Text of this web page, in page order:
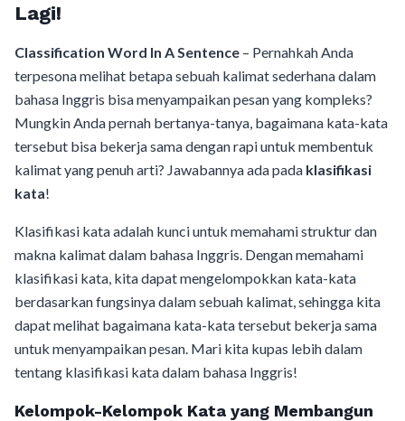
Lagi!
Classification Word In A Sentence – Pernahkah Anda
terpesona melihat betapa sebuah kalimat sederhana dalam
bahasa Inggris bisa menyampaikan pesan yang kompleks?
Mungkin Anda pernah bertanya-tanya, bagaimana kata-kata
tersebut bisa bekerja sama dengan rapi untuk membentuk
kalimat yang penuh arti? Jawabannya ada pada klasifikasi
kata!
Klasifikasi kata adalah kunci untuk memahami struktur dan
makna kalimat dalam bahasa Inggris. Dengan memahami
klasifikasi kata, kita dapat mengelompokkan kata-kata
berdasarkan fungsinya dalam sebuah kalimat, sehingga kita
dapat melihat bagaimana kata-kata tersebut bekerja sama
untuk menyampaikan pesan. Mari kita kupas lebih dalam
tentang klasifikasi kata dalam bahasa Inggris!
Kelompok-Kelompok Kata yang Membangun